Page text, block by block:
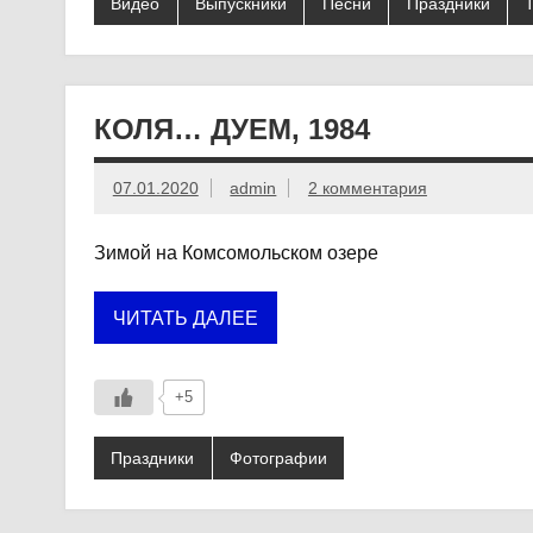
КОЛЯ… ДУЕМ, 1984
07.01.2020 admin 2 комментария
Зимой на Комсомольском озере
ЧИТАТЬ ДАЛЕЕ
+5
Праздники Фотографии